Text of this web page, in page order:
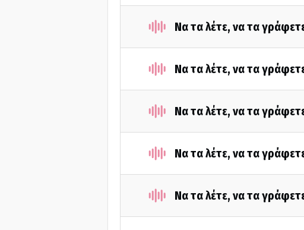
Να τα λέτε, να τα
Να τα λέτε, να τα
Να τα λέτε, να τα
Να τα λέτε, να τα
Να τα λέτε, να τα